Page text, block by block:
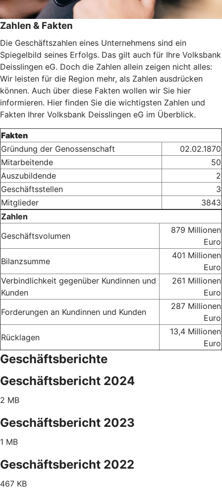
Zahlen & Fakten
Die Geschäftszahlen eines Unternehmens sind ein
Spiegelbild seines Erfolgs. Das gilt auch für Ihre Volksbank
Deisslingen eG. Doch die Zahlen allein zeigen nicht alles:
Wir leisten für die Region mehr, als Zahlen ausdrücken
können. Auch über diese Fakten wollen wir Sie hier
informieren. Hier finden Sie die wichtigsten Zahlen und
Fakten Ihrer Volksbank Deisslingen eG im Überblick.
Fakten
Gründung der Genossenschaft
02.02.1870
Mitarbeitende
50
Auszubildende
2
Geschäftsstellen
3
Mitglieder
3843
Zahlen
Geschäftsvolumen
879 Millionen
Euro
Bilanzsumme
401 Millionen
Euro
Verbindlichkeit gegenüber Kundinnen und
Kunden
261 Millionen
Euro
Forderungen an Kundinnen und Kunden
287 Millionen
Euro
Rücklagen
13,4 Millionen
Euro
Geschäftsberichte
Geschäftsbericht 2024
2 MB
Geschäftsbericht 2023
1 MB
Geschäftsbericht 2022
467 KB